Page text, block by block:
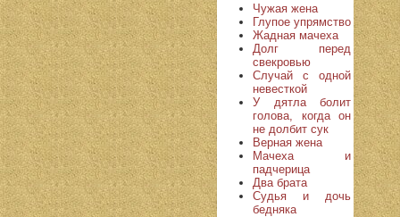
Чужая жена
Глупое упрямство
Жадная мачеха
Долг перед
свекровью
Случай с одной
невесткой
У дятла болит
голова, когда он
не долбит сук
Верная жена
Мачеха и
падчерица
Два брата
Судья и дочь
бедняка